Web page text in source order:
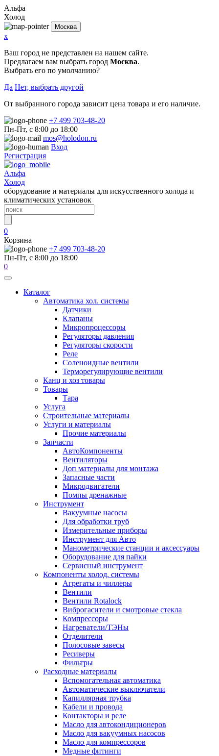
Альфа
Холод
Москва
x
Ваш город не представлен на нашем сайте.
Предлагаем вам выбрать город Москва.
Выбрать его по умолчанию?
Да Нет, выбрать другой
От выбранного города зависит цена товара и его наличие.
+7 499 703-48-20
Пн-Пт, с 8:00 до 18:00
mos@holodon.ru
Вход
Регистрация
Альфа
Холод
оборудование и материалы для искусственного холода и
климатических установок
0
Корзина
+7 499 703-48-20
Пн-Пт, с 8:00 до 18:00
0
Каталог
Автоматика хол. системы
Датчики
Клапаны
Микропроцессоры
Регуляторы давления
Регуляторы скорости
Реле
Соленоидные вентили
Терморегулирующие вентили
Канц и хоз товары
Товары
Тара
Услуга
Строительные материалы
Услуги и материалы
Прочие материалы
Запчасти
АвтоКомпоненты
Вентиляторы
Доп материалы для монтажа
Запасные части
Микродвигатели
Помпы дренажные
Инструмент
Вакуумные насосы
Для обработки труб
Измерительные приборы
Инструмент для Авто
Манометрические станции и аксессуары
Оборудование для пайки
Сервисный инструмент
Компоненты холод. системы
Агрегаты и чиллеры
Вентили
Вентили Rotalock
Виброгасители и смотровые стекла
Компрессоры
Нагреватели/ТЭНы
Отделители
Полосовые завесы
Ресиверы
Фильтры
Расходные материалы
Вспомогательная автоматика
Автоматические выключатели
Капиллярная трубка
Кабели и провода
Контакторы и реле
Масло для автокондиционеров
Масло для вакуумных насосов
Масло для компрессоров
Медные фитинги